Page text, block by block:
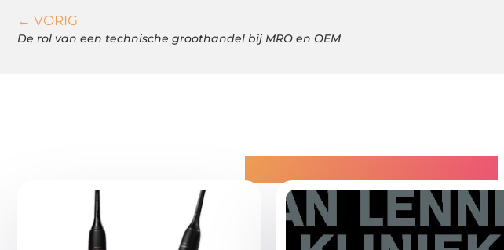
← VORIG
De rol van een technische groothandel bij MRO en OEM